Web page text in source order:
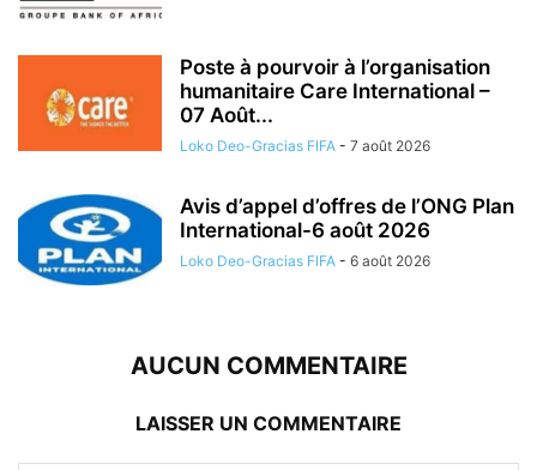
Poste à pourvoir à l’organisation
humanitaire Care International –
07 Août...
Loko Deo-Gracias FIFA - 7 août 2026
Avis d’appel d’offres de l’ONG Plan
International-6 août 2026
Loko Deo-Gracias FIFA - 6 août 2026
AUCUN COMMENTAIRE
LAISSER UN COMMENTAIRE